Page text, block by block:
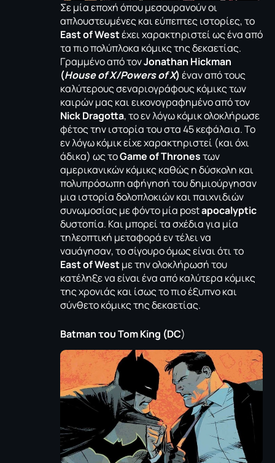
Σε μία εποχή όπου μεσουρανούν οι
απλουστευμένες και εύπεπτες ιστορίες, το
East of Westέχει χαρακτηριστεί ως ένα από
τα πιο πολύπλοκα κόμικς της δεκαετίας.
Γραμμένο από τονJonathan Hickman
(House of X/Powers of X) έναν από τους
καλύτερους σεναριογράφους κόμικς των
καιρών μας και εικονογραφημένο από τον
Nick Dragotta, το εν λόγω κόμικ ολοκλήρωσε
φέτος την ιστορία του στα 45 κεφάλαια. Το
εν λόγω κόμικ είχε χαρακτηριστεί (και όχι
άδικα) ως τοGame of Thronesτων
αμερικανικών κόμικς καθώς η δύσκολη και
πολυπρόσωπη αφήγησή του δημιούργησαν
μια ιστορία δολοπλοκιών και παιχνιδιών
συνωμοσίας με φόντο μία postapocalyptic
δυστοπία. Και μπορεί τα σχέδια για μία
τηλεοπτική μεταφορά εν τέλει να
ναυάγησαν, το σίγουρο όμως είναι ότι το
East of Westμε την ολοκλήρωσή του
κατέληξε να είναι ένα από καλύτερα κόμικς
της χρονιάς και ίσως το πιο έξυπνο και
σύνθετο κόμικς της δεκαετίας.
Batman του Tom King (DC)